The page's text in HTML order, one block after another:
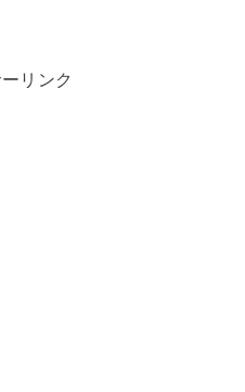
リンク